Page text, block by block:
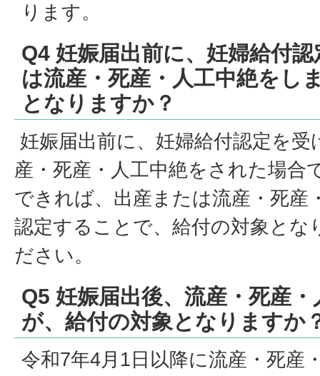
ります。
Q4 妊娠届出前に、妊婦給付
は流産・死産・人工中絶をし
となりますか？
妊娠届出前に、妊婦給付認定を
産・死産・人工中絶をされた場合
できれば、出産または流産・死産
認定することで、給付の対象とな
ださい。
Q5 妊娠届出後、流産・死産
が、給付の対象となりますか
令和7年4月1日以降に流産・死産